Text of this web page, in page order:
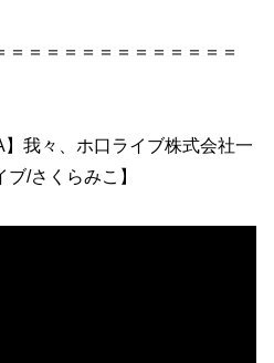
＝＝＝＝＝＝＝＝＝＝＝＝＝
】我々、ホ口ライブ株式会社一
/さくらみこ】